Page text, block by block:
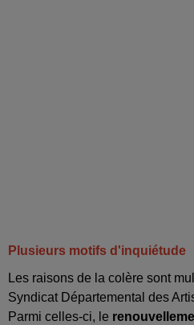
Plusieurs motifs d'inquiétude
Les raisons de la colère sont
Syndicat Départemental des
Parmi celles-ci, le